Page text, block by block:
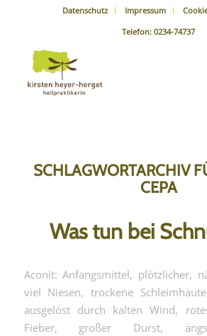
Datenschutz Impressum
Telefon: 0234-74737
SCHLAGWORTARCHIV
CEPA
Was tun bei
Aconit: Anfangsmittel, plötzlicher,
viel Niesen, trockene
ausgelöst durch kalten Wind,
Fieber, großer Durst,